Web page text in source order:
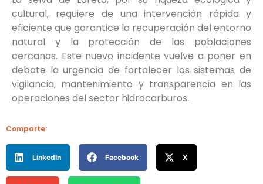
cultural, requiere de una intervención rápida y
eficiente que garantice la recuperación del entorno
natural y la protección de las poblaciones
cercanas. Este nuevo incidente vuelve a poner en
debate la urgencia de fortalecer los sistemas de
vigilancia, mantenimiento y transparencia en las
operaciones del sector hidrocarburos.
Comparte:
LinkedIn Facebook X